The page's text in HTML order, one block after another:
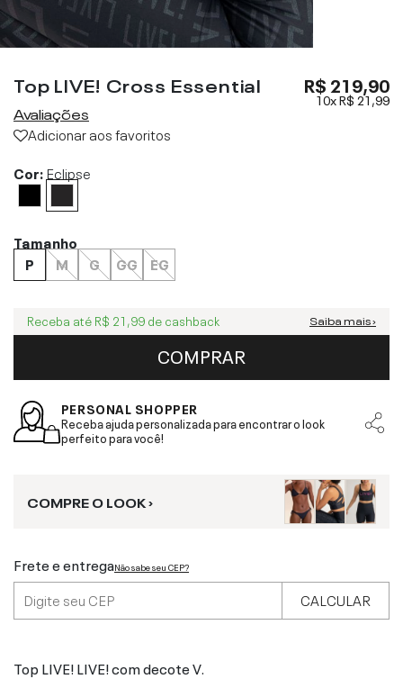
Top LIVE! Cross Essential
Avaliações
Adicionar aos favoritos
R$ 219,90
10xR$ 21,99
Cor:Eclipse
Tamanho
P
M G GG EG
Receba até R$ 21,99 de cashback Saiba mais ›
COMPRAR
PERSONAL SHOPPER
Receba ajuda personalizada para encontrar o look
perfeito para você!
COMPRE O LOOK ›
Frete e entregaNão sabe seu CEP?
CALCULAR
Top LIVE! LIVE! com decote V.